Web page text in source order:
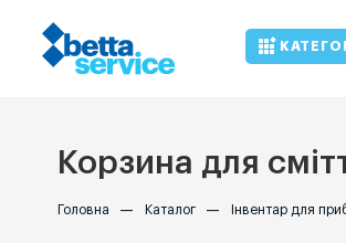
Корзина для
Головна — Каталог — Інвентар для